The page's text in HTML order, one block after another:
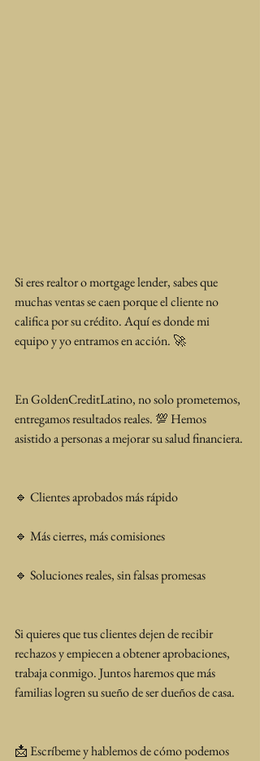
Si eres realtor o mortgage lender, sabes que
muchas ventas se caen porque el cliente no
califica por su crédito. Aquí es donde mi
equipo y yo entramos en acción. 🚀
En GoldenCreditLatino, no solo prometemos,
entregamos resultados reales. 💯 Hemos
asistido a personas a mejorar su salud financiera.
🔹 Clientes aprobados más rápido
🔹 Más cierres, más comisiones
🔹 Soluciones reales, sin falsas promesas
Si quieres que tus clientes dejen de recibir
rechazos y empiecen a obtener aprobaciones,
trabaja conmigo. Juntos haremos que más
familias logren su sueño de ser dueños de casa.
📩 Escríbeme y hablemos de cómo podemos